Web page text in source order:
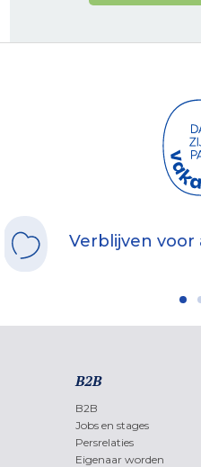
Verblijven voor
B2B
B2B
Jobs en stages
Persrelaties
Eigenaar worden